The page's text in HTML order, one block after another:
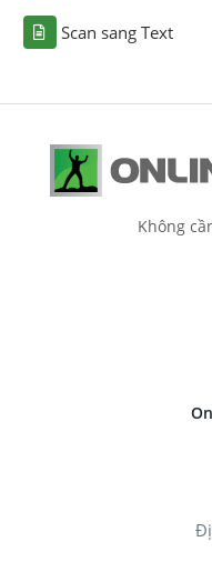
Scan sang Text
Không